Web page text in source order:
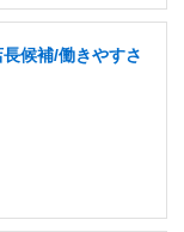
候補/働きやすさ